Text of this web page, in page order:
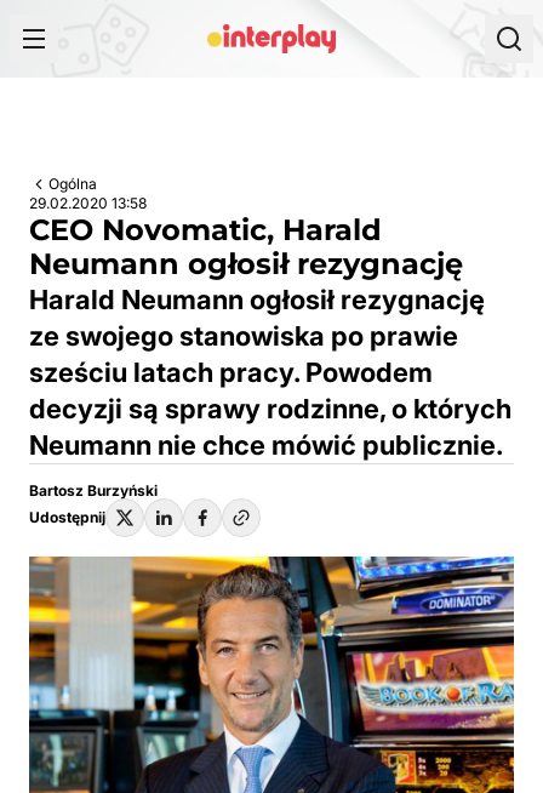
Ogólna
29.02.2020 13:58
CEO Novomatic, Harald
Neumann ogłosił rezygnację
Harald Neumann ogłosił rezygnację
ze swojego stanowiska po prawie
sześciu latach pracy. Powodem
decyzji są sprawy rodzinne, o których
Neumann nie chce mówić publicznie.
Bartosz Burzyński
Udostępnij